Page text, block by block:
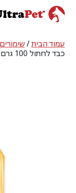
עמוד הבית/
כבד לחתול 100 גרם